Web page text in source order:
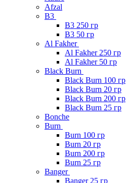
Afzal
B3
B3 250 гр
B3 50 гр
Al Fakher
Al Fakher 250 гр
Al Fakher 50 гр
Black Burn
Black Burn 100 гр
Black Burn 20 гр
Black Burn 200 гр
Black Burn 25 гр
Bonche
Burn
Burn 100 гр
Burn 20 гр
Burn 200 гр
Burn 25 гр
Banger
Banger 25 гр